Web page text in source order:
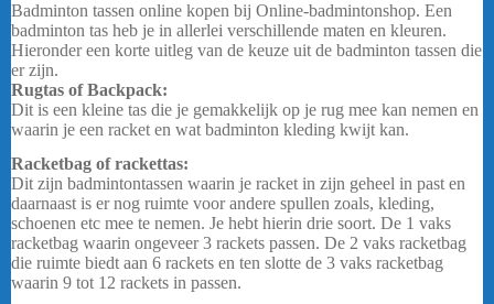
Badminton tassen online kopen bij Online-badmintonshop. Een
badminton tas heb je in allerlei verschillende maten en kleuren.
Hieronder een korte uitleg van de keuze uit de badminton tassen die
er zijn.
Rugtas of Backpack:
Dit is een kleine tas die je gemakkelijk op je rug mee kan nemen en
waarin je een racket en wat badminton kleding kwijt kan.
Racketbag of rackettas:
Dit zijn badmintontassen waarin je racket in zijn geheel in past en
daarnaast is er nog ruimte voor andere spullen zoals, kleding,
schoenen etc mee te nemen. Je hebt hierin drie soort. De 1 vaks
racketbag waarin ongeveer 3 rackets passen. De 2 vaks racketbag
die ruimte biedt aan 6 rackets en ten slotte de 3 vaks racketbag
waarin 9 tot 12 rackets in passen.